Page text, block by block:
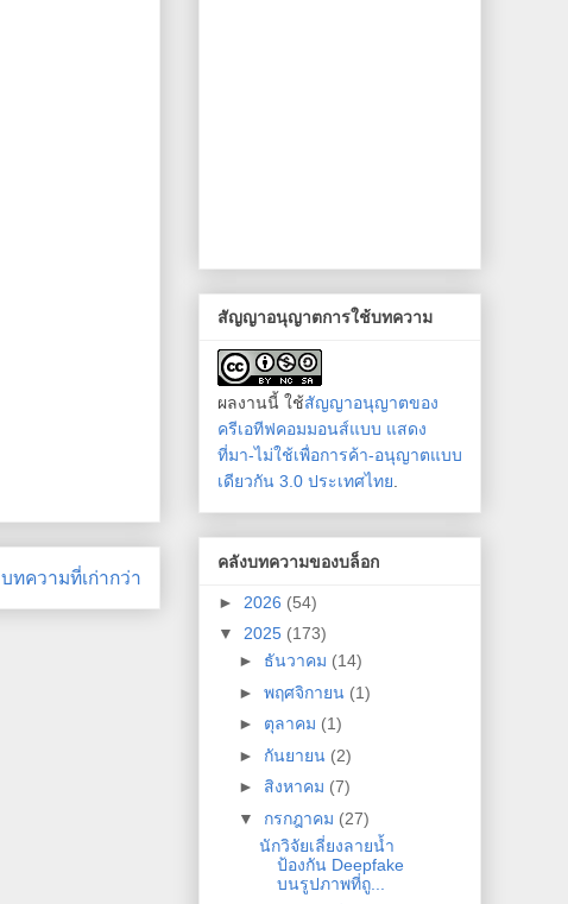
บทความที่เก่ากว่า
สัญญาอนุญาตการใช้บทความ
ผลงานนี้ ใช้สัญญาอนุญาตของ
ครีเอทีฟคอมมอนส์แบบ แสดง
ที่มา-ไม่ใช้เพื่อการค้า-อนุญาตแบบ
เดียวกัน 3.0 ประเทศไทย
คลังบทความของบล็อก
► 2026 (54)
▼ 2025 (173)
► ธันวาคม (14)
► พฤศจิกายน (1)
► ตุลาคม (1)
► กันยายน (2)
► สิงหาคม (7)
▼ กรกฎาคม (27)
นักวิจัยเลี่ยงลายน้ำ
ป้องกัน Deepfake
บนรูปภาพที่ถู...